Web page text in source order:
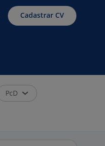
Cadastrar CV
PcD